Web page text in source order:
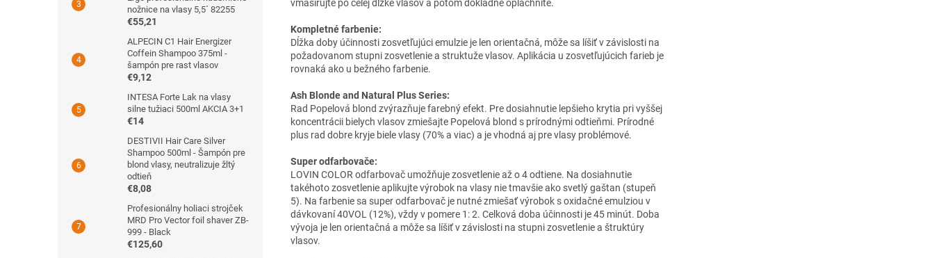
nožnice na vlasy 5,5´ 82255
€55,21
ALPECIN C1 Hair Energizer
Coffein Shampoo 375ml -
šampón pre rast vlasov
€9,12
INTESA Forte Lak na vlasy
silne tužiaci 500ml AKCIA 3+1
€14
DESTIVII Hair Care Silver
Shampoo 500ml - Šampón pre
blond vlasy, neutralizuje žltý
odtieň
€8,08
Profesionálny holiaci strojček
MRD Pro Vector foil shaver ZB-
999 - Black
€125,60
vmasírujte po celej dĺžke vlasov a potom dôkladne opláchnite.
Kompletné farbenie:
Dĺžka doby účinnosti zosvetľujúci emulzie je len orientačná, môže sa líšiť v závislosti na
požadovanom stupni zosvetlenie a struktuže vlasov. Aplikácia u zosvetľujúcich farieb je
rovnaká ako u bežného farbenie.
Ash Blonde and Natural Plus Series:
Rad Popelová blond zvýrazňuje farebný efekt. Pre dosiahnutie lepšieho krytia pri vyššej
koncentrácii bielych vlasov zmiešajte Popelová blond s prírodnými odtieňmi. Prírodné
plus rad dobre kryje biele vlasy (70% a viac) a je vhodná aj pre vlasy problémové.
Super odfarbovače:
LOVIN COLOR odfarbovač umožňuje zosvetlenie až o 4 odtiene. Na dosiahnutie
takéhoto zosvetlenie aplikujte výrobok na vlasy nie tmavšie ako svetlý gaštan (stupeň
5). Na farbenie sa super odfarbovač je nutné zmiešať výrobok s oxidačné emulziou v
dávkovaní 40VOL (12%), vždy v pomere 1: 2. Celková doba účinnosti je 45 minút. Doba
vývoja je len orientačná a môže sa líšiť v závislosti na stupni zosvetlenie a štruktúry
vlasov.